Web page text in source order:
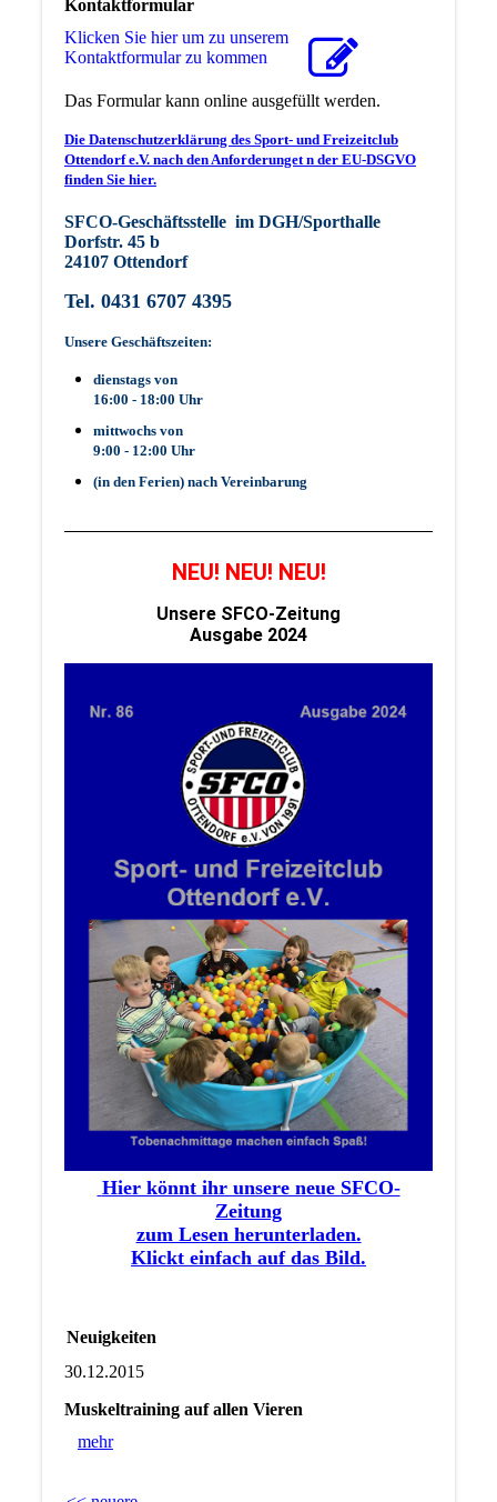
Kontaktformular
Klicken Sie hier um zu unserem
Kon­takt­for­mu­lar zu kommen
Das Formular kann online ausgefüllt werden.
Die Datenschutzerklärung des Sport- und Freizeitclub
Ottendorf e.V. nach den Anforderunget n der EU-DSGVO
finden Sie hier.
SFCO-Geschäftsstelle im DGH/Sporthalle
Dorfstr. 45 b
24107 Ottendorf
Tel. 0431 6707 4395
Unsere Geschäftszeiten:
dienstags von
16:00 - 18:00 Uhr
mittwochs von
9:00 - 12:00 Uhr
(in den Ferien) nach Vereinbarung
NEU! NEU! NEU!
Unsere SFCO-Zeitung
Ausgabe 2024
Hier könnt ihr unsere neue SFCO-
Zeitung
zum Lesen herunterladen.
Klickt einfach auf das Bild.
Neuigkeiten
30.12.2015
Muskeltraining auf allen Vieren
mehr